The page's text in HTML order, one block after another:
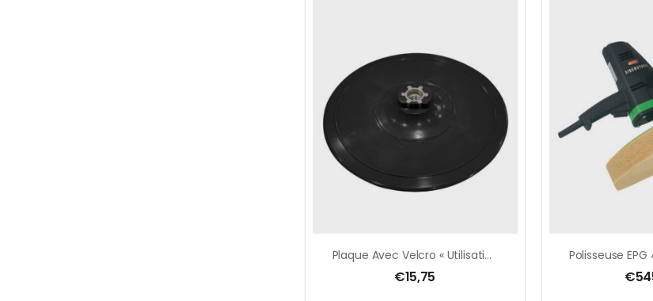
Plaque Avec Velcro « Utilisation À Eau Et À Sec » – M 14 – Ø 125 Mm
€15,75 €